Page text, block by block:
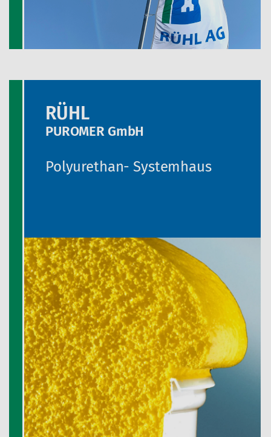
RÜHL
PUROMER GmbH
Polyurethan- Systemhaus